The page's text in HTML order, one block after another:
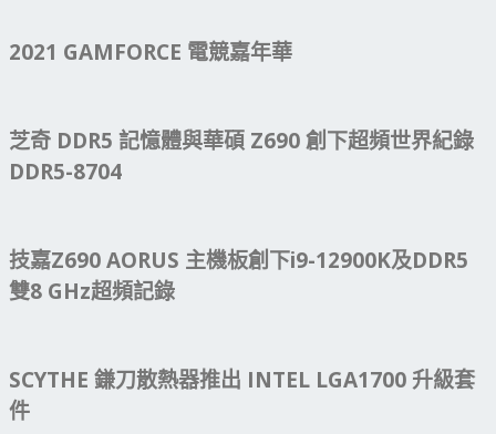
2021 GAMFORCE 電競嘉年華
芝奇 DDR5 記憶體與華碩 Z690 創下超頻世界紀錄
DDR5-8704
技嘉Z690 AORUS 主機板創下i9-12900K及DDR5
雙8 GHz超頻記錄
SCYTHE 鎌刀散熱器推出 INTEL LGA1700 升級套
件